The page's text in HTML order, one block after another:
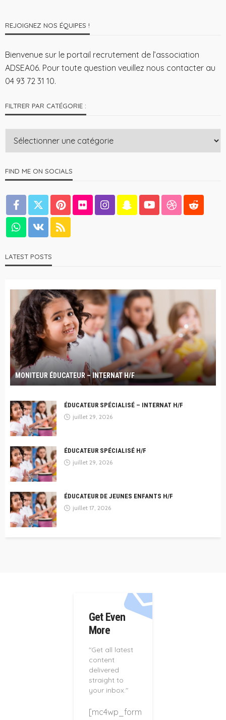
REJOIGNEZ NOS ÉQUIPES !
Bienvenue sur le portail recrutement de l’association
ADSEA06. Pour toute question veuillez nous contacter au
04 93 72 31 10.
FILTRER PAR CATÉGORIE :
FIND ME ON SOCIALS
LATEST POSTS
MONITEUR ÉDUCATEUR – INTERNAT H/F
ÉDUCATEUR SPÉCIALISÉ – INTERNAT H/F
juillet 29, 2026
ÉDUCATEUR SPÉCIALISÉ H/F
juillet 29, 2026
ÉDUCATEUR DE JEUNES ENFANTS H/F
juillet 17, 2026
Get Even
More
"Get all latest
content
delivered
straight to
your inbox."
[mc4wp_form